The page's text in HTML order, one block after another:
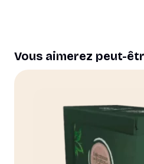
Vous aimerez peut-